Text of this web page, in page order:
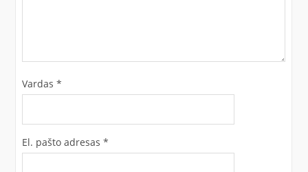
Vardas *
El. pašto adresas *